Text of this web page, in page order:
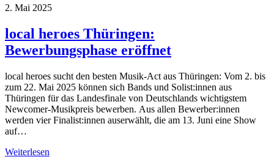
2. Mai 2025
local heroes Thüringen:
Bewerbungsphase eröffnet
local heroes sucht den besten Musik-Act aus Thüringen: Vom 2. bis
zum 22. Mai 2025 können sich Bands und Solist:innen aus
Thüringen für das Landesfinale von Deutschlands wichtigstem
Newcomer-Musikpreis bewerben. Aus allen Bewerber:innen
werden vier Finalist:innen auserwählt, die am 13. Juni eine Show
auf…
Weiterlesen